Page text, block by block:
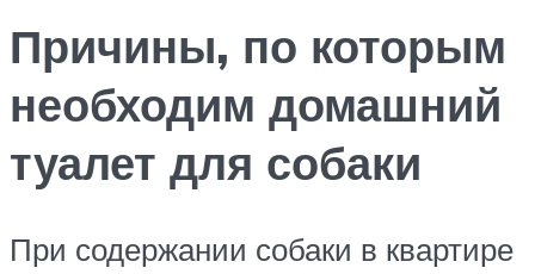
Причины, по которым
необходим домашний
туалет для собаки
При содержании собаки в квартире